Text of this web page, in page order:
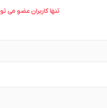
تنها کاربران عضو می